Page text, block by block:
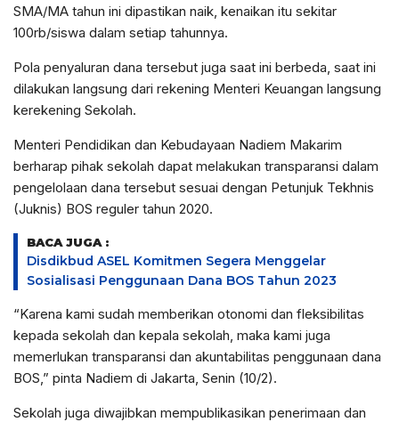
SMA/MA tahun ini dipastikan naik, kenaikan itu sekitar
100rb/siswa dalam setiap tahunnya.
Pola penyaluran dana tersebut juga saat ini berbeda, saat ini
dilakukan langsung dari rekening Menteri Keuangan langsung
kerekening Sekolah.
Menteri Pendidikan dan Kebudayaan Nadiem Makarim
berharap pihak sekolah dapat melakukan transparansi dalam
pengelolaan dana tersebut sesuai dengan Petunjuk Tekhnis
(Juknis) BOS reguler tahun 2020.
BACA JUGA :
Disdikbud ASEL Komitmen Segera Menggelar
Sosialisasi Penggunaan Dana BOS Tahun 2023
“Karena kami sudah memberikan otonomi dan fleksibilitas
kepada sekolah dan kepala sekolah, maka kami juga
memerlukan transparansi dan akuntabilitas penggunaan dana
BOS,” pinta Nadiem di Jakarta, Senin (10/2).
Sekolah juga diwajibkan mempublikasikan penerimaan dan